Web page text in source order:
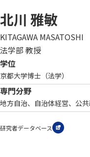
北川 雅敏
KITAGAWA MASATOSHI
法学部 教授
学位
京都大学博士（法学）
専門分野
地方自治、自治体経営、公共
研究者データベース